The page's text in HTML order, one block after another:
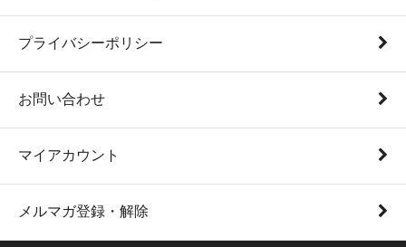
プライバシーポリシー
お問い合わせ
マイアカウント
メルマガ登録・解除